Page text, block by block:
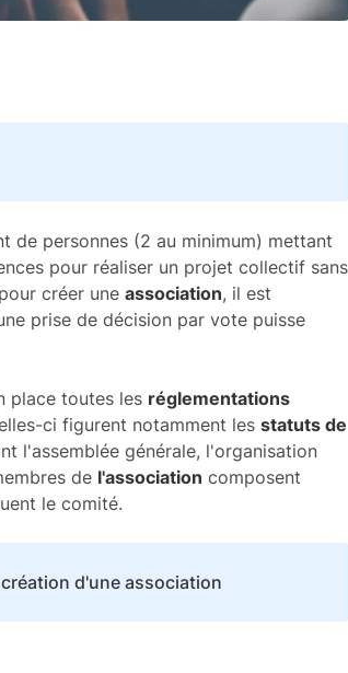
de personnes (2 au minimum) mettant
pour réaliser un projet collectif sans
créer une association, il est
prise de décision par vote puisse
place toutes les réglementations
ci figurent notamment les statuts de
l'assemblée générale, l'organisation
de l'association composent
le comité.
d'une association